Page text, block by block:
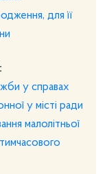
для її
у справах
у місті ради
малолітньої